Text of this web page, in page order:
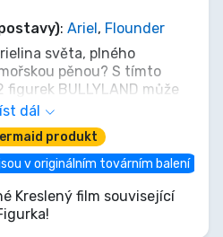
: Ariel, Flounder
světa, plného
pěnou? S tímto
BULLYLAND může
připravená na
a její věrný přítel
vaše břehy! Tyto 14cm
Malé mořské víly s
divy objevíte? Nebuďte
– přineste si domů toto
dál
produkt
v originálním továrním balení
Kreslený film související